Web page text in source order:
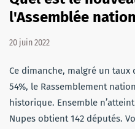
l'Assemblée
20 juin 2022
Ce dimanche, malgré un taux
54%, le Rassemblement
historique. Ensemble
Nupes obtient 142 députés.